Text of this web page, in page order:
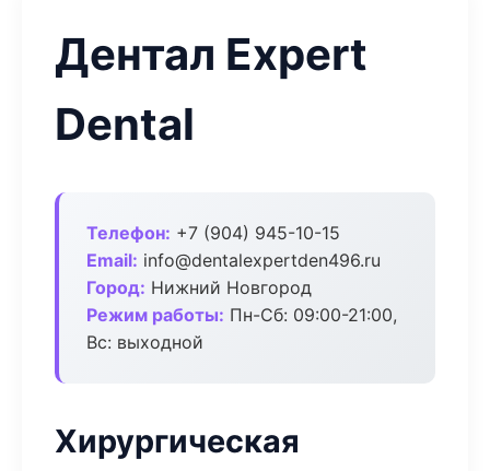
Дентал Expert
Dental
Телефон: +7 (904) 945-10-15
Email: info@dentalexpertden496.ru
Город: Нижний Новгород
Режим работы: Пн-Сб: 09:00-21:00,
Вс: выходной
Хирургическая